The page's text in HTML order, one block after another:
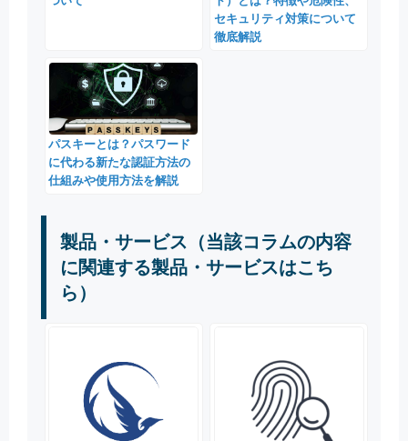
セキュリティ対策について
徹底解説
パスキーとは？パスワード
に代わる新たな認証方法の
仕組みや使用方法を解説
製品・サービス（当該コラムの内容
に関連する製品・サービスはこち
ら）